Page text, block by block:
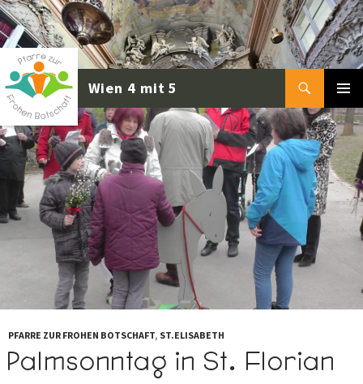
Zum
Inhalt
springen
Suchen
MENÜ
PFARRE ZUR FROHEN BOTSCHAFT, ST.ELISABETH
Palmsonntag in St. Florian